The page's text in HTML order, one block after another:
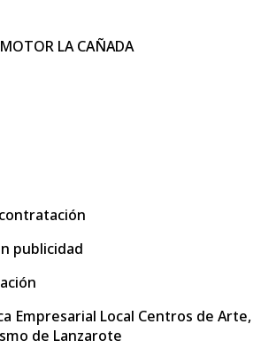
LA CAÑADA
publicidad
Empresarial Local Centros de Arte,
de Lanzarote